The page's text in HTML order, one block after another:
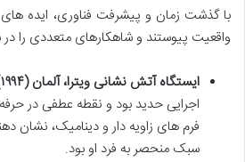
با گذشت زمان و پیشرفت فناوری، ایده
واقعیت پیوستند و شاهکارهای متعددی را
ایستگاه آتش نشانی ویترا، آلمان (۱۹۹۴):
اجرایی حدید بود و نقطه عطفی در
فرم های زاویه دار و دینامیک، نشان
سبک منحصر به فرد او بود.